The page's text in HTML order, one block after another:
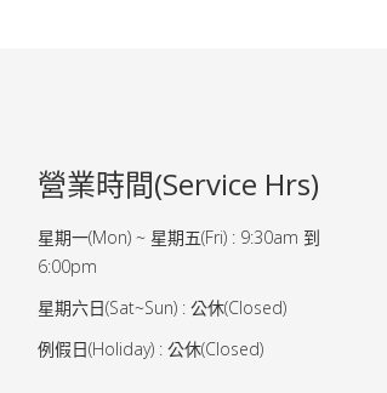
營業時間(Service Hrs)
星期一(Mon) ~ 星期五(Fri) : 9:30am 到
6:00pm
星期六日(Sat~Sun) : 公休(Closed)
例假日(Holiday) : 公休(Closed)